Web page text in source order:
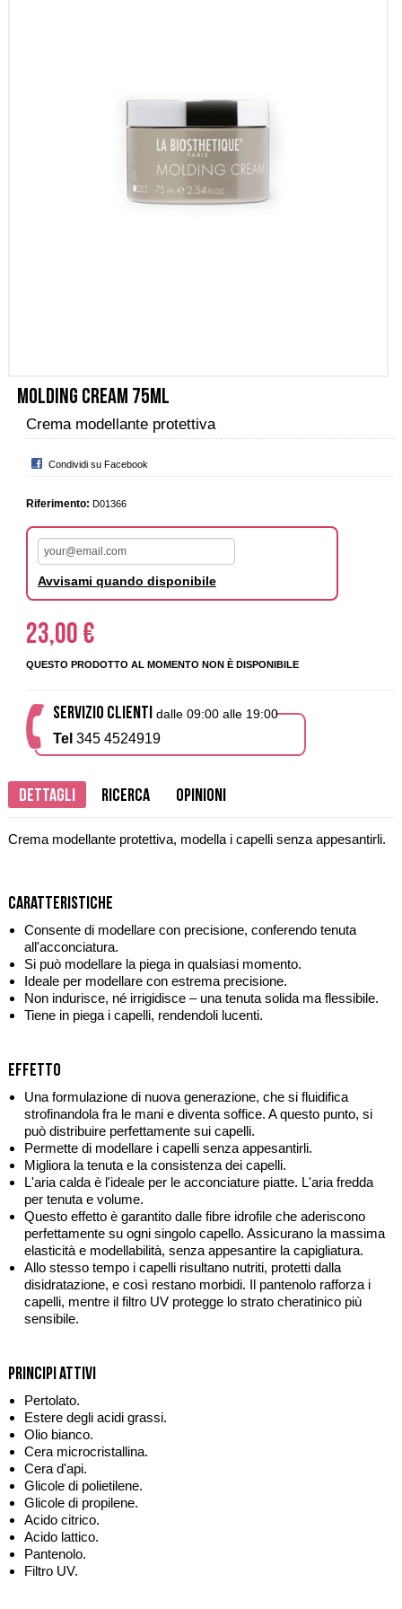
Molding Cream 75ml
Crema modellante protettiva
Condividi su Facebook
Riferimento: D01366
Avvisami quando disponibile
23,00 €
QUESTO PRODOTTO AL MOMENTO NON È DISPONIBILE
SERVIZIO CLIENTI dalle 09:00 alle 19:00
Tel 345 4524919
Dettagli Ricerca Opinioni
Crema modellante protettiva, modella i capelli senza appesantirli.
Caratteristiche
Consente di modellare con precisione, conferendo tenuta
all'acconciatura.
Si può modellare la piega in qualsiasi momento.
Ideale per modellare con estrema precisione.
Non indurisce, né irrigidisce – una tenuta solida ma flessibile.
Tiene in piega i capelli, rendendoli lucenti.
Effetto
Una formulazione di nuova generazione, che si fluidifica
strofinandola fra le mani e diventa soffice. A questo punto, si
può distribuire perfettamente sui capelli.
Permette di modellare i capelli senza appesantirli.
Migliora la tenuta e la consistenza dei capelli.
L'aria calda è l'ideale per le acconciature piatte. L'aria fredda
per tenuta e volume.
Questo effetto è garantito dalle fibre idrofile che aderiscono
perfettamente su ogni singolo capello. Assicurano la massima
elasticità e modellabilità, senza appesantire la capigliatura.
Allo stesso tempo i capelli risultano nutriti, protetti dalla
disidratazione, e così restano morbidi. Il pantenolo rafforza i
capelli, mentre il filtro UV protegge lo strato cheratinico più
sensibile.
Principi attivi
Pertolato.
Estere degli acidi grassi.
Olio bianco.
Cera microcristallina.
Cera d'api.
Glicole di polietilene.
Glicole di propilene.
Acido citrico.
Acido lattico.
Pantenolo.
Filtro UV.